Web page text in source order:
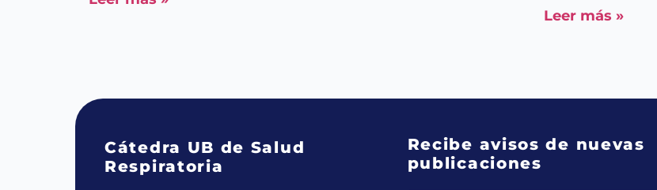
Leer más »
Cátedra UB de Salud
Respiratoria
Recibe avisos de nuevas
publicaciones